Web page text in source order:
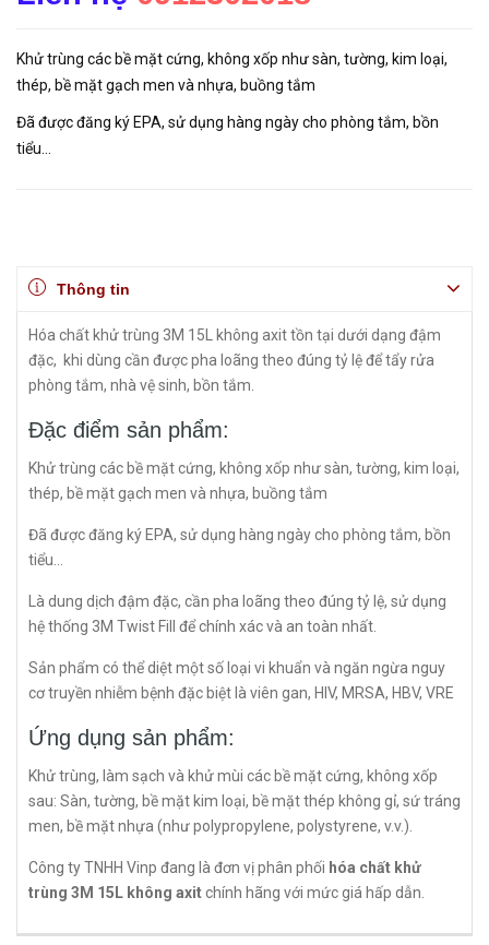
Khử trùng các bề mặt cứng, không xốp như sàn, tường, kim loại,
thép, bề mặt gạch men và nhựa, buồng tắm
Đã được đăng ký EPA, sử dụng hàng ngày cho phòng tắm, bồn
tiểu…
Thông tin
Hóa chất khử trùng 3M 15L không axit tồn tại dưới dạng đậm
đặc, khi dùng cần được pha loãng theo đúng tỷ lệ để tẩy rửa
phòng tắm, nhà vệ sinh, bồn tắm.
Đặc điểm sản phẩm:
Khử trùng các bề mặt cứng, không xốp như sàn, tường, kim loại,
thép, bề mặt gạch men và nhựa, buồng tắm
Đã được đăng ký EPA, sử dụng hàng ngày cho phòng tắm, bồn
tiểu…
Là dung dịch đậm đặc, cần pha loãng theo đúng tỷ lệ, sử dụng
hệ thống 3M Twist Fill để chính xác và an toàn nhất.
Sản phẩm có thể diệt một số loại vi khuẩn và ngăn ngừa nguy
cơ truyền nhiễm bệnh đặc biệt là viên gan, HIV, MRSA, HBV, VRE
Ứng dụng sản phẩm:
Khử trùng, làm sạch và khử mùi các bề mặt cứng, không xốp
sau: Sàn, tường, bề mặt kim loại, bề mặt thép không gỉ, sứ tráng
men, bề mặt nhựa (như polypropylene, polystyrene, v.v.).
Công ty TNHH Vinp đang là đơn vị phân phối hóa chất khử
trùng 3M 15L không axitchính hãng với mức giá hấp dẫn.